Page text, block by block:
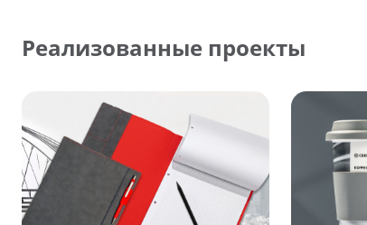
Реализованные проекты